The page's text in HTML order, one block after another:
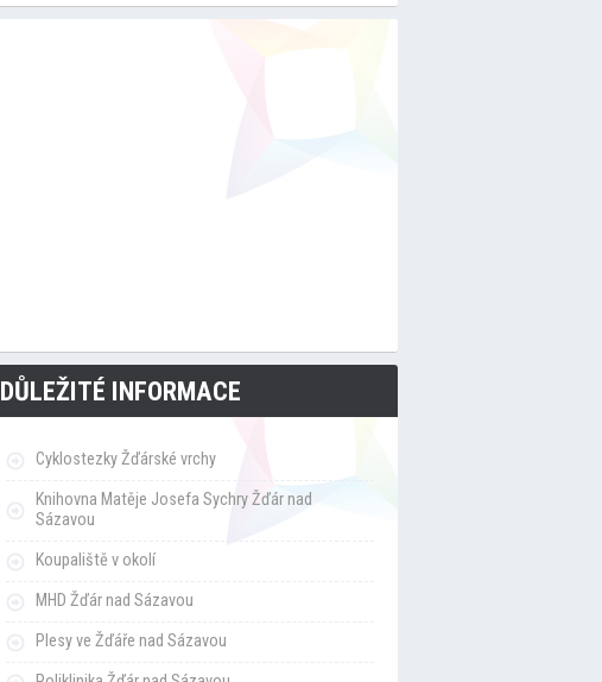
DŮLEŽITÉ INFORMACE
Cyklostezky Žďárské vrchy
Knihovna Matěje Josefa Sychry Žďár nad
Sázavou
Koupaliště v okolí
MHD Žďár nad Sázavou
Plesy ve Žďáře nad Sázavou